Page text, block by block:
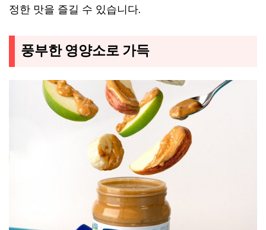
정한 맛을 즐길 수 있습니다.
풍부한 영양소로 가득